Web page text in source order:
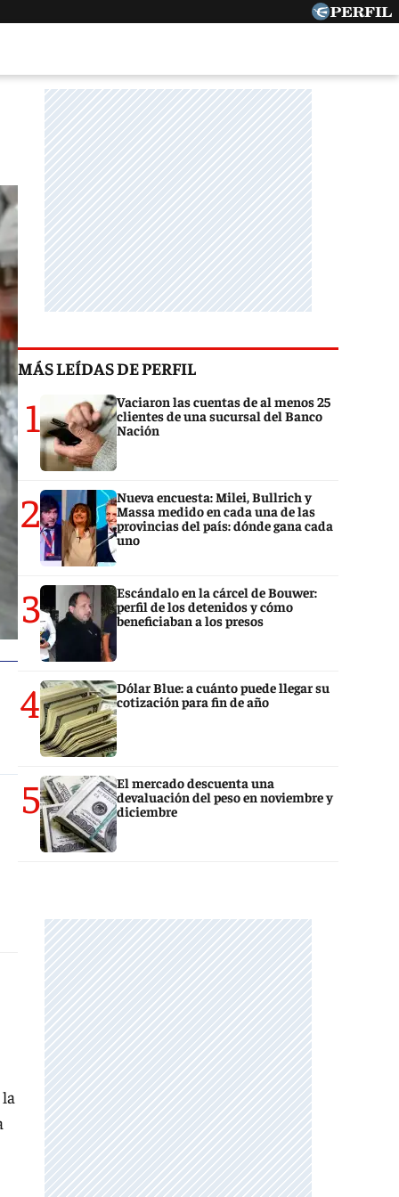
MÁS LEÍDAS DE PERFIL
1
Vaciaron las cuentas de al menos 25
clientes de una sucursal del Banco
Nación
2
Nueva encuesta: Milei, Bullrich y
Massa medido en cada una de las
provincias del país: dónde gana cada
uno
3
Escándalo en la cárcel de Bouwer:
perfil de los detenidos y cómo
beneficiaban a los presos
4
Dólar Blue: a cuánto puede llegar su
cotización para fin de año
5
El mercado descuenta una
devaluación del peso en noviembre y
diciembre